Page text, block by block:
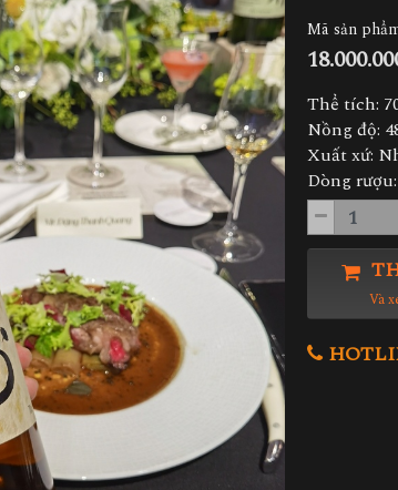
Mã sản
Thể tích:
Nồng độ:
Xuất xứ:
Dòng
Và